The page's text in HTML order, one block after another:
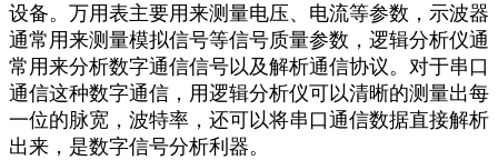
设备。万用表主要用来测量电压、电流等参数，示波器
通常用来测量模拟信号等信号质量参数，逻辑分析仪通
常用来分析数字通信信号以及解析通信协议。对于串口
通信这种数字通信，用逻辑分析仪可以清晰的测量出每
一位的脉宽，波特率，还可以将串口通信数据直接解析
出来，是数字信号分析利器。